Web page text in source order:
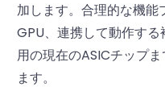
加します。合理的な機能
GPU、連携して動作す
用の現在のASICチップ
ます。